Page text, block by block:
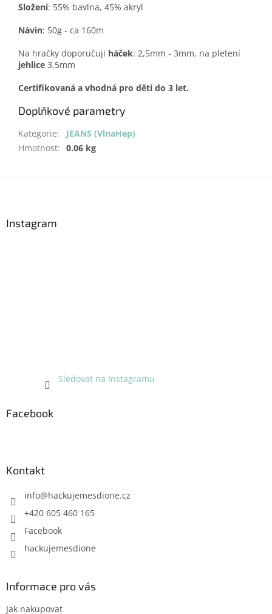
Složení: 55% bavlna, 45% akryl
Návin: 50g - ca 160m
Na hračky doporučuji háček: 2,5mm - 3mm, na pletení
jehlice 3,5mm
Certifikovaná a vhodná pro děti do 3 let.
Doplňkové parametry
Kategorie:
JEANS (VlnaHep)
Hmotnost: 0.06 kg
Instagram
Sledovat na Instagramu
Facebook
Kontakt
info@hackujemesdione.cz
+420 605 460 165
Facebook
hackujemesdione
Informace pro vás
Jak nakupovat